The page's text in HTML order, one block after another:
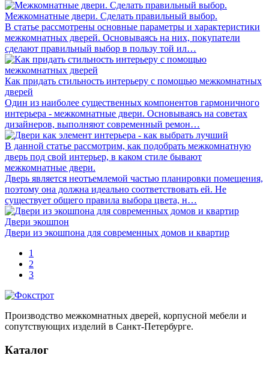
Межкомнатные двери. Сделать правильный выбор.
В статье рассмотрены основные параметры и характеристики
межкомнатных дверей. Основываясь на них, покупатели
сделают правильный выбор в пользу той ил…
Как придать стильность интерьеру с помощью межкомнатных
дверей
Один из наиболее существенных компонентов гармоничного
интерьера - межкомнатные двери. Основываясь на советах
дизайнеров, выполняют современный ремон…
В данной статье рассмотрим, как подобрать межкомнатную
дверь под свой интерьер, в каком стиле бывают
межкомнатные двери.
Дверь является неотъемлемой частью планировки помещения,
поэтому она должна идеально соответствовать ей. Не
существует общего правила выбора цвета, н…
Двери экошпон
Двери из экошпона для современных домов и квартир
1
2
3
Производство межкомнатных дверей, корпусной мебели и
сопутствующих изделий в Санкт-Петербурге.
Каталог